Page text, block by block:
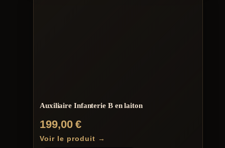
Auxiliaire Infanterie B en laiton
199,00€
Voir le produit →